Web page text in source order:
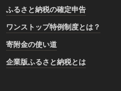
ふるさと納税の確定申告
ワンストップ特例制度とは？
寄附金の使い道
企業版ふるさと納税とは